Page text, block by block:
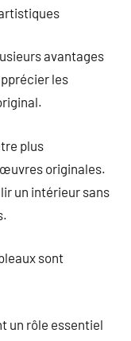
avantages
les
plus
originales.
un intérieur sans
sont
un rôle essentiel